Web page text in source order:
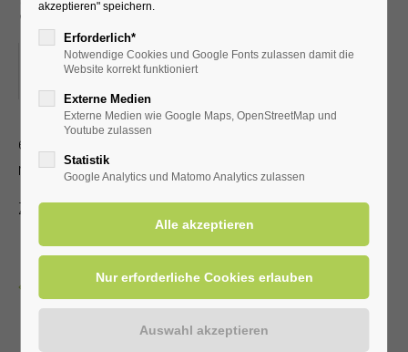
Salzstraße
08.11.2022, 15:00
ein unterhaltsamer, spannender Lichtbildervortrag von und
mit Karl Heinz Does
Zutritt mit gültiger Kur-/Einwohnerkarte
akzeptieren" speichern.
Erforderlich*
Notwendige Cookies und Google Fonts zulassen damit die
Website korrekt funktioniert
Externe Medien
Externe Medien wie Google Maps, OpenStreetMap und
Youtube zulassen
Statistik
Google Analytics und Matomo Analytics zulassen